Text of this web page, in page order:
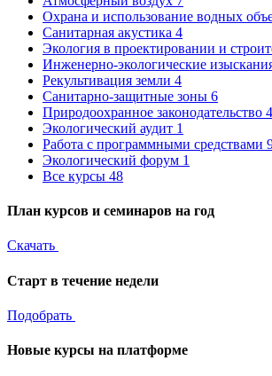
Охрана и использование водных
Санитарная акустика 4
Экология в проектировании и
Инженерно-экологические
Рекультивация земли 4
Санитарно-защитные зоны 6
Природоохранное законодательство 4
Экологический аудит 1
Работа с программными средствами
Экологический форум 1
Все курсы 48
План курсов и семинаров на год
Скачать
Старт в течение недели
Подобрать
Новые курсы на платформе